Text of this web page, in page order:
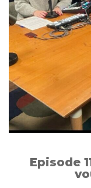
Episode